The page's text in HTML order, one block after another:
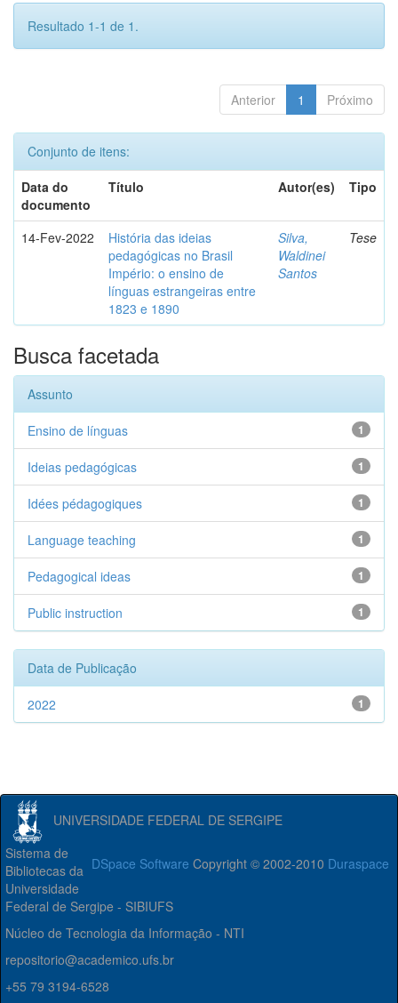
Resultado 1-1 de 1.
Anterior 1 Próximo
Conjunto de itens:
Data do
documento
Título Autor(es) Tipo
14-Fev-2022
História das ideias
pedagógicas no Brasil
Império: o ensino de
línguas estrangeiras entre
1823 e 1890
Silva,
Waldinei
Santos
Tese
Busca facetada
Assunto
1
Ensino de línguas
1
Ideias pedagógicas
1
Idées pédagogiques
1
Language teaching
1
Pedagogical ideas
1
Public instruction
Data de Publicação
1
2022
UNIVERSIDADE FEDERAL DE SERGIPE
DSpace Software Copyright © 2002-2010 Duraspace
Sistema de
Bibliotecas da
Universidade
Federal de Sergipe - SIBIUFS
Núcleo de Tecnologia da Informação - NTI
repositorio@academico.ufs.br
+55 79 3194-6528